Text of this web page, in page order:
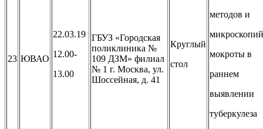
23 ЮВАО
22.03.19
12.00-
13.00
ГБУЗ «Городская
поликлиника №
109 ДЗМ» филиал
№ 1 г. Москва, ул.
Шоссейная, д. 41
Круглый
стол
методов и
микроскопий
мокроты в
раннем
выявлении
туберкулеза